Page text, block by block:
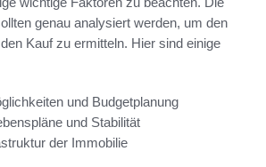
genau analysiert werden, um den
Kauf zu ermitteln. Hier sind einige
und Budgetplanung
und Stabilität
der Immobilie